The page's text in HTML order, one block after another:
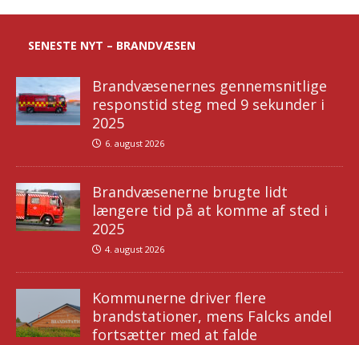
SENESTE NYT – BRANDVÆSEN
Brandvæsenernes gennemsnitlige
responstid steg med 9 sekunder i
2025
6. august 2026
Brandvæsenerne brugte lidt
længere tid på at komme af sted i
2025
4. august 2026
Kommunerne driver flere
brandstationer, mens Falcks andel
fortsætter med at falde